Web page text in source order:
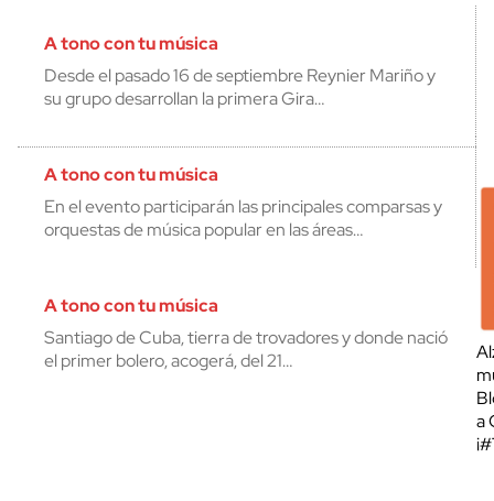
A tono con tu música
Desde el pasado 16 de septiembre Reynier Mariño y
su grupo desarrollan la primera Gira…
A tono con tu música
En el evento participarán las principales com­parsas y
orquestas de música popular en las áreas…
A tono con tu música
Santiago de Cuba, tierra de trovadores y donde nació
el primer bolero, acogerá, del 21…
a